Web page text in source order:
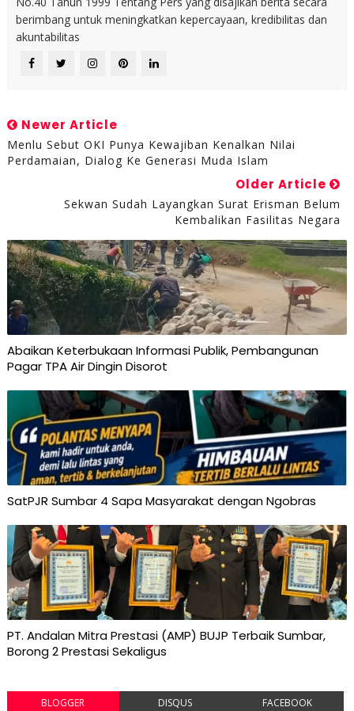
berimbang untuk meningkatkan kepercayaan, kredibilitas dan
akuntabilitas
Newer Article
Menlu Sebut OKI Punya Kewajiban Kenalkan Nilai
Perdamaian, Dialog Ke Generasi Muda Islam
Older Article
Sekwan Sudah Layangkan Surat Erisman Belum
Kembalikan Fasilitas Negara
Abaikan Keterbukaan Informasi Publik, Pembangunan
Pagar TPA Air Dingin Disorot
SatPJR Sumbar 4 Sapa Masyarakat dengan Ngobras
PT. Andalan Mitra Prestasi (AMP) BUJP Terbaik Sumbar,
Borong 2 Prestasi Sekaligus
BLOGGER DISQUS FACEBOOK